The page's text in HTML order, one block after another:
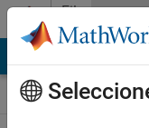
Saltar al contenido
File
Exchange